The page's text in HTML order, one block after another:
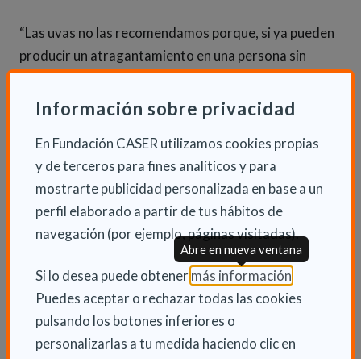
Información sobre privacidad
En Fundación CASER utilizamos cookies propias
y de terceros para fines analíticos y para
mostrarte publicidad personalizada en base a un
perfil elaborado a partir de tus hábitos de
navegación (por ejemplo, páginas visitadas).
Si lo desea puede obtener más información
Puedes aceptar o rechazar todas las cookies
pulsando los botones inferiores o
personalizarlas a tu medida haciendo clic en
Abre en nueva ventana
“Las uvas no las recomendamos porque, si ya pueden
producir un atragantamiento en una persona sin
disfagia, en una persona con esta patología puede ser
mucho más complicado. Hay recetas que se han ido
divulgando en las que se le da a la uva una textura
como el pudding, un zumo de uva. Así en vez de 12
uvas tomas 12 cucharadas de ese pudding, pero
siempre con la postura adecuada, sin hablar mientras
se tiene la boca llena y realizarlo sin la prisa que nos
impone la tradición de las 12 campanadas”, detalló.
INFORMACIÓN ADICIONAL